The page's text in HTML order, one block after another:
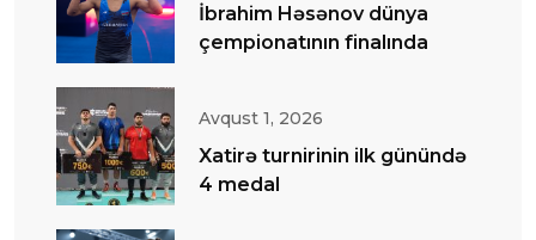
İbrahim Həsənov dünya
çempionatının finalında
Avqust 1, 2026
Xatirə turnirinin ilk günündə
4 medal